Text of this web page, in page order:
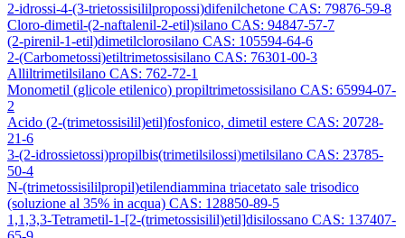
2-idrossi-4-(3-trietossisililpropossi)difenilchetone CAS: 79876-59-8
Cloro-dimetil-(2-naftalenil-2-etil)silano CAS: 94847-57-7
(2-pirenil-1-etil)dimetilclorosilano CAS: 105594-64-6
2-(Carbometossi)etiltrimetossisilano CAS: 76301-00-3
Alliltrimetilsilano CAS: 762-72-1
Monometil (glicole etilenico) propiltrimetossisilano CAS: 65994-07-
2
Acido (2-(trimetossisilil)etil)fosfonico, dimetil estere CAS: 20728-
21-6
3-(2-idrossietossi)propilbis(trimetilsilossi)metilsilano CAS: 23785-
50-4
N-(trimetossisililpropil)etilendiammina triacetato sale trisodico
(soluzione al 35% in acqua) CAS: 128850-89-5
1,1,3,3-Tetrametil-1-[2-(trimetossisilil)etil]disilossano CAS: 137407-